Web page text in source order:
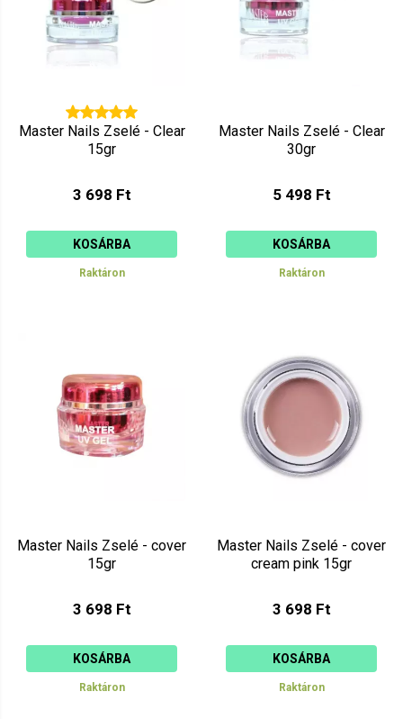
Master Nails Zselé - Clear
15gr
3 698 Ft
KOSÁRBA
Raktáron
Master Nails Zselé - Clear
30gr
5 498 Ft
KOSÁRBA
Raktáron
Master Nails Zselé - cover
15gr
3 698 Ft
KOSÁRBA
Raktáron
Master Nails Zselé - cover
cream pink 15gr
3 698 Ft
KOSÁRBA
Raktáron